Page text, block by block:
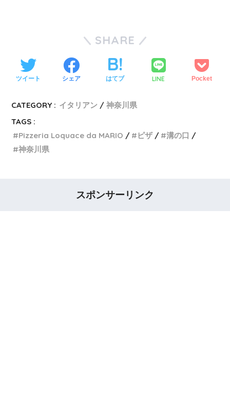
SHARE
ツイート シェア はてブ LINE Pocket
CATEGORY : イタリアン
神奈川県
TAGS :
Pizzeria Loquace da MARIO
ピザ
溝の口
神奈川県
スポンサーリンク